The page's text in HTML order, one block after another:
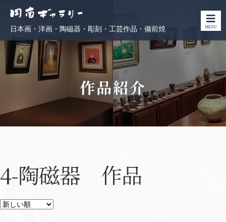
日本画・洋画・陶磁器・彫刻・工芸作品・備前焼 MENU
作品紹介
4-陶磁器 作品